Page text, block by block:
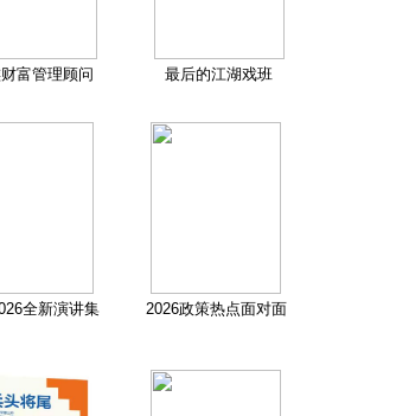
富管理顾问 最后的江湖戏班
全新演讲集 2026政策热点面对面